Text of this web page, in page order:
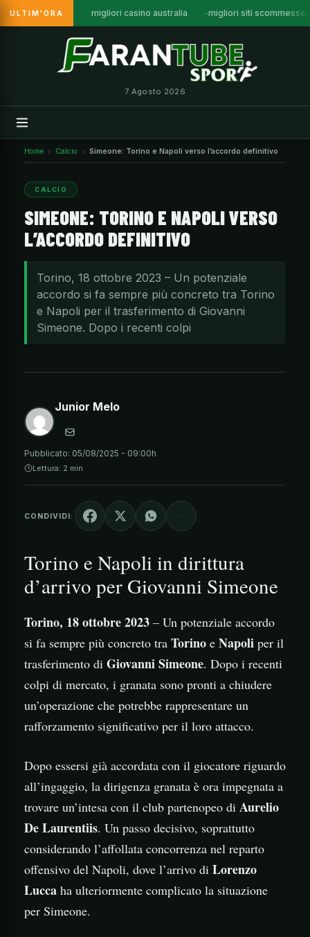
ULTIM'ORA migliori casino australia migliori siti scommesse
7 Agosto 2026
Home Calcio Simeone: Torino e Napoli verso l’accordo definitivo
CALCIO
SIMEONE: TORINO E NAPOLI VERSO
L’ACCORDO DEFINITIVO
Torino, 18 ottobre 2023 – Un potenziale
accordo si fa sempre più concreto tra Torino
e Napoli per il trasferimento di Giovanni
Simeone. Dopo i recenti colpi
Junior Melo
Pubblicato: 05/08/2025 - 09:00h
Lettura: 2 min
CONDIVIDI:
Torino e Napoli in dirittura
d’arrivo per Giovanni Simeone
Torino, 18 ottobre 2023 – Un potenziale accordo
si fa sempre più concreto tra Torino e Napoli per il
trasferimento di Giovanni Simeone. Dopo i recenti
colpi di mercato, i granata sono pronti a chiudere
un’operazione che potrebbe rappresentare un
rafforzamento significativo per il loro attacco.
Dopo essersi già accordata con il giocatore riguardo
all’ingaggio, la dirigenza granata è ora impegnata a
trovare un’intesa con il club partenopeo di Aurelio
De Laurentiis. Un passo decisivo, soprattutto
considerando l’affollata concorrenza nel reparto
offensivo del Napoli, dove l’arrivo di Lorenzo
Lucca ha ulteriormente complicato la situazione
per Simeone.